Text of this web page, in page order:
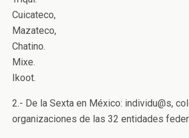
Cuicateco,
Mazateco,
Chatino.
Mixe.
Ikoot.
2.- De la Sexta en México: individu@s,
organizaciones de las 32 entidades